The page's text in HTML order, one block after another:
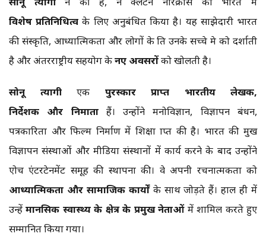
विशेष प्रतिनिधित्व के लिए अनुबंधित किया है। यह साझेदारी भारत
की संस्कृति, आध्यात्मिकता और लोगों के प्रति उनके सच्चे प्रेम को दर्शाती
है और अंतरराष्ट्रीय सहयोग केनए अवसरोंको खोलती है।
सोनू त्यागीएक पुरस्कार प्राप्त भारतीय लेखक,
निर्देशक
और निर्माताहैं। उन्होंने मनोविज्ञान, विज्ञापन प्रबंधन,
पत्रकारिता और फिल्म निर्माण में शिक्षा प्राप्त की है। भारत की प्रमुख
विज्ञापन संस्थाओं और मीडिया संस्थानों में कार्य करने के बाद उन्होंने
एप्रोच एंटरटेनमेंट समूह की स्थापना की। वे अपनी रचनात्मकता को
आध्यात्मिकता और सामाजिक कार्योंके साथ जोड़ते हैं। हाल ही में
उन्हेंमानसिक स्वास्थ्य के क्षेत्र के प्रमुख नेताओंमें शामिल करते हुए
सम्मानित किया गया।